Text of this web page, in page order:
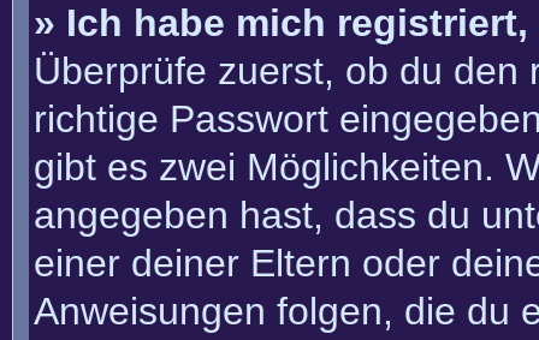
» Ich habe mich
Überprüfe zuerst, ob du den
richtige Passwort
gibt es zwei Möglichkeiten.
angegeben hast, dass du
einer deiner Eltern oder
Anweisungen folgen, die du